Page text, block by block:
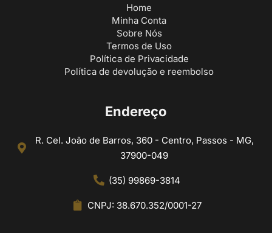
Home
Minha Conta
Sobre Nós
Termos de Uso
Política de Privacidade
Política de devolução e reembolso
Endereço
R. Cel. João de Barros, 360 - Centro, Passos - MG,
37900-049
(35) 99869-3814
CNPJ: 38.670.352/0001-27